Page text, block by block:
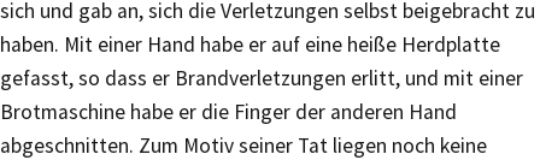
sich und gab an, sich die Verletzungen selbst beigebracht zu
haben. Mit einer Hand habe er auf eine heiße Herdplatte
gefasst, so dass er Brandverletzungen erlitt, und mit einer
Brotmaschine habe er die Finger der anderen Hand
abgeschnitten. Zum Motiv seiner Tat liegen noch keine